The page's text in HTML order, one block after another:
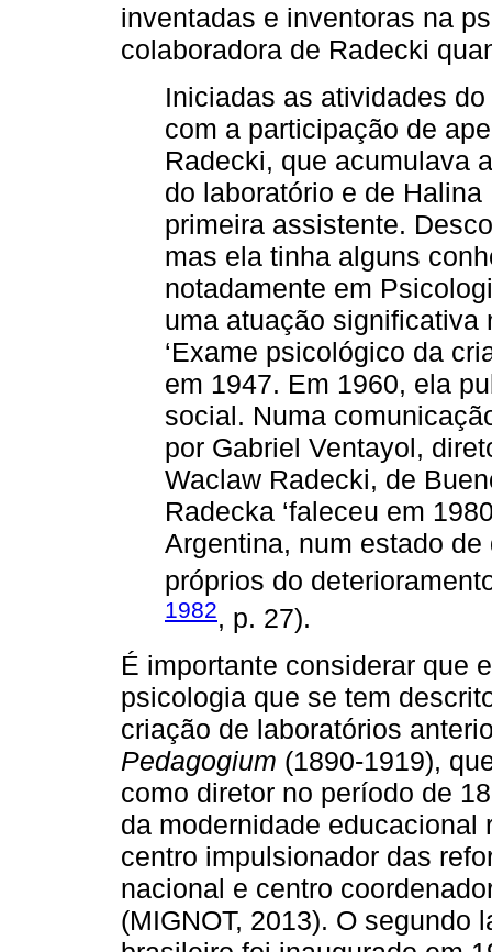
inventadas e inventoras na
colaboradora de Radecki
Iniciadas as atividades
com a participação de
Radecki, que acumulava
do laboratório e de
primeira assistente.
mas ela tinha alguns
notadamente em
uma atuação significativa
‘Exame psicológico da
em 1947. Em 1960, ela
social. Numa
por Gabriel Ventayol,
Waclaw Radecki, de
Radecka ‘faleceu em
Argentina, num estado
próprios do
1982, p. 27).
É importante considerar que
psicologia que se tem
criação de laboratórios
Pedagogium (1890-1919),
como diretor no período de
da modernidade educacional
centro impulsionador das
nacional e centro
(MIGNOT, 2013). O segundo